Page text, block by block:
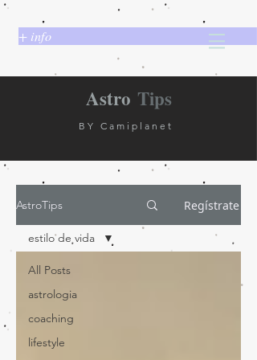
+ info
Astro Tips
BY Camiplanet
AstroTips Regístrate
All Posts
astrologia
coaching
lifestyle
estilo de vida